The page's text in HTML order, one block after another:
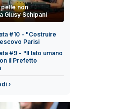
pelle non
Giusy Schipani
#10 - "Costruire
Parisi
#9 - "Il lato umano
il Prefetto
›